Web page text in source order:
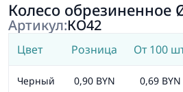
Колесо обрезиненное
Артикул:КО42
Цвет Розница От 100
Черный 0,90 BYN 0,69 BYN